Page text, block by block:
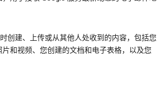
创建、上传或从其他人处收到的内容，包括您
和视频、您创建的文档和电子表格，以及您